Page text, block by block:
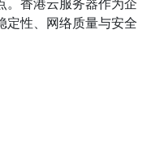
。香港云服务器作为企
定性、网络质量与安全